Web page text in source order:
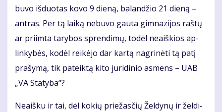
bu­vo iš­duo­tas ko­vo 9 die­ną, ba­lan­džio 21 die­ną –
ant­ras. Per tą lai­ką ne­bu­vo gau­ta gim­na­zi­jos raš­tų
ar pri­im­ta ta­ry­bos spren­di­mų, to­dėl ne­aiš­kios ap­
lin­ky­bės, ko­dėl rei­kė­jo dar kar­tą nag­ri­nė­ti tą pa­tį
pra­šy­mą, tik pa­teik­tą ki­to ju­ri­di­nio as­mens – UAB
„VA Sta­ty­ba“?
Ne­aiš­ku ir tai, dėl ko­kių prie­žas­čių Žel­dy­nų ir žel­di­